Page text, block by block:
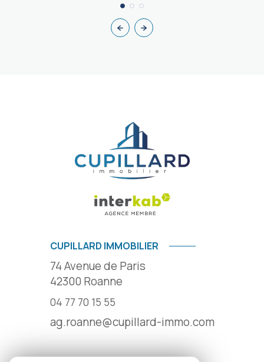
CUPILLARD IMMOBILIER
74 Avenue de Paris
42300 Roanne
04 77 70 15 55
ag.roanne@cupillard-immo.com